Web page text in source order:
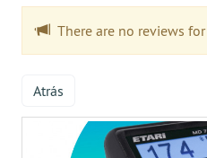
There are no reviews
Atrás